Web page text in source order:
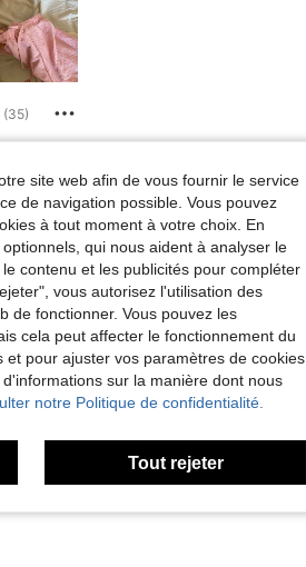
(35)
(10)
site web afin de vous fournir le service
de navigation possible. Vous pouvez
à tout moment à votre choix. En
qui nous aident à analyser le
contenu et les publicités pour compléter
vous autorisez l'utilisation des
de fonctionner. Vous pouvez les
cela peut affecter le fonctionnement du
pour ajuster vos paramètres de cookies
sur la manière dont nous
notre Politique de confidentialité.
Tout rejeter